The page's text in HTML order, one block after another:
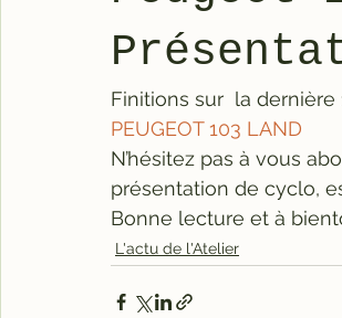
Finitions sur  la dernière
PEUGEOT 103 LAND
N’hésitez pas à vous
présentation de cyclo,
Bonne lecture et à
L'actu de l'Atelier